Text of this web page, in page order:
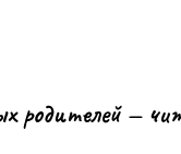
родителей —